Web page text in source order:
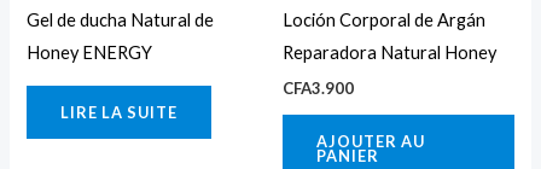
Gel de ducha Natural de
Honey ENERGY
LIRE LA SUITE
Loción Corporal de Argán
Reparadora Natural Honey
CFA3.900
AJOUTER AU
PANIER